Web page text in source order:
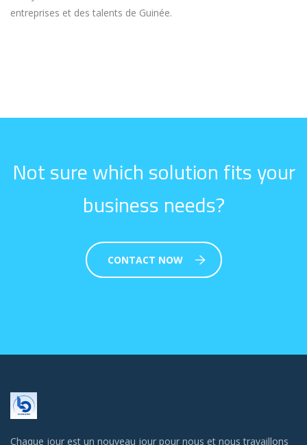
entreprises et des talents de Guinée.
Not sure which solution fits your
business needs?
CONTACT NOW
Chaque jour est un nouveau jour pour nous et nous travaillons